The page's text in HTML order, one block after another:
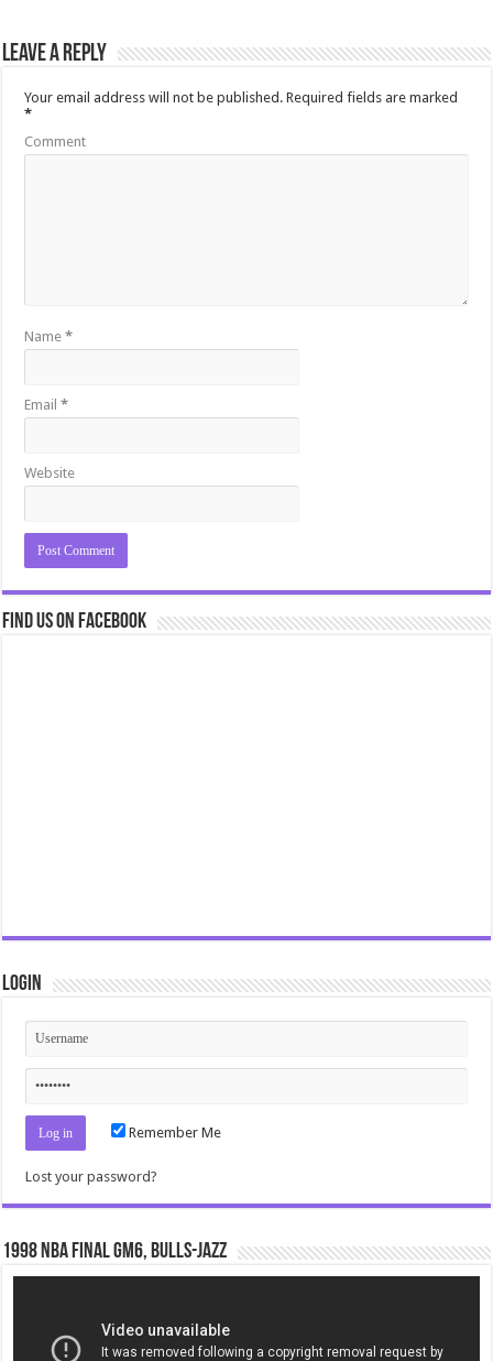
Leave a Reply
Your email address will not be published. Required fields are marked
*
Comment
Name*
Email*
Website
Find us on Facebook
Login
Remember Me
Lost your password?
1998 NBA Final gm6, Bulls-Jazz